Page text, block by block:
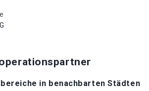
in benachbarten Städten